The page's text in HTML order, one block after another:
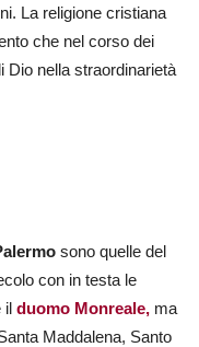
La religione cristiana
che nel corso dei
Dio nella straordinarietà
sono quelle del
con in testa le
il duomo Monreale, ma
Maddalena, Santo